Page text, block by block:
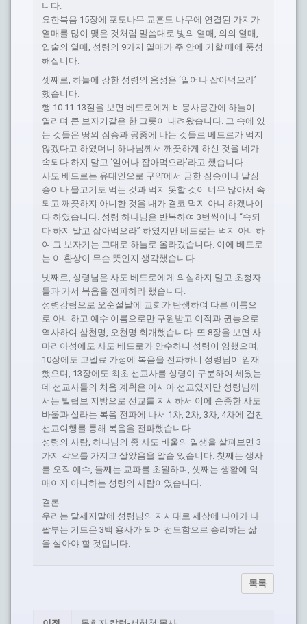
니다.
요한복음 15장에 포도나무 교훈도 나무에 연결된 가지가
열매를 많이 맺은 것처럼 말씀대로 빛의 열매, 의의 열매,
입술의 열매, 성령의 9가지 열매가 주 안에 거할 때에 풍성
해집니다.
셋째로, 하늘에 강한 성령의 음성은 ‘일어나 잡아먹으라’
했습니다.
행 10:11-13절을 보면 베드로에게 비몽사몽간에 하늘이
열리며 큰 보자기같은 한 그릇이 내려왔습니다. 그 속에 있
는 것들은 땅의 짐승과 공중에 나는 것들로 베드로가 먹지
않겠다고 하였더니 하나님께서 깨끗하게 하신 것을 네가
속되다 하지 말고 ‘일어나 잡아먹으라’라고 했습니다.
사도 베드로는 유대인으로 구약에서 금한 짐승이나 날짐
승이나 물고기도 먹는 것과 먹지 못할 것이 너무 많아서 속
되고 깨끗하지 아니한 것을 내가 결코 먹지 아니 하겠나이
다 하였습니다. 성령 하나님은 반복하여 3번씩이나 “속되
다 하지 말고 잡아먹으라” 하였지만 베드로는 먹지 아니하
여 그 보자기는 그대로 하늘로 올라갔습니다. 이에 베드로
는 이 환상이 무슨 뜻인지 생각했습니다.
넷째로, 성령님은 사도 베드로에게 의심하지 말고 초청자
들과 가서 복음을 전파하라 했습니다.
성령강림으로 오순절날에 교회가 탄생하여 다른 이름으
로 아니하고 예수 이름으로만 구원받고 이적과 권능으로
역사하여 삼천명, 오천명 회개했습니다. 또 8장을 보면 사
마리아성에도 사도 베드로가 안수하니 성령이 임했으며,
10장에도 고넬료 가정에 복음을 전파하니 성령님이 임재
했으며, 13장에도 최초 선교사를 성령이 구분하여 세웠는
데 선교사들의 처음 계획은 아시아 선교였지만 성령님께
서는 빌립보 지방으로 선교를 지시하서 이에 순종한 사도
바울과 실라는 복음 전파에 나서 1차, 2차, 3차, 4차에 걸친
선교여행를 통해 복음을 전파했습니다.
성령의 사람, 하나님의 종 사도 바울의 일생을 살펴보면 3
가지 각오를 가지고 살았음을 알습 있습니다. 첫째는 생사
를 오직 예수, 둘째는 교파를 초월하며, 셋째는 생활에 억
매이지 아니하는 성령의 사람이였습니다.
결론
우리는 말세지말에 성령님의 지시대로 세상에 나아가 나
팔부는 기드온 3백 용사가 되어 전도함으로 승리하는 삶
을 살아야 할 것입니다.
목록